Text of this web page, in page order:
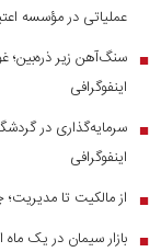
عملیاتی در مؤسسه
■ سنگ‌آهن زیر ذره‌بین؛
اینفوگرافی
■ سرمایه‌گذاری در
اینفوگرافی
■ از مالکیت تا مدیریت؛
■ بازار سیمان در یک ماه